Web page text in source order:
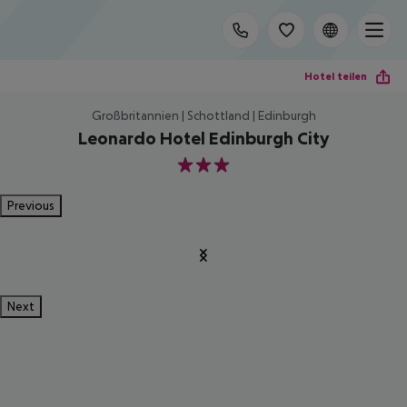
Hotel teilen
Großbritannien | Schottland | Edinburgh
Leonardo Hotel Edinburgh City
3
Previous
Next